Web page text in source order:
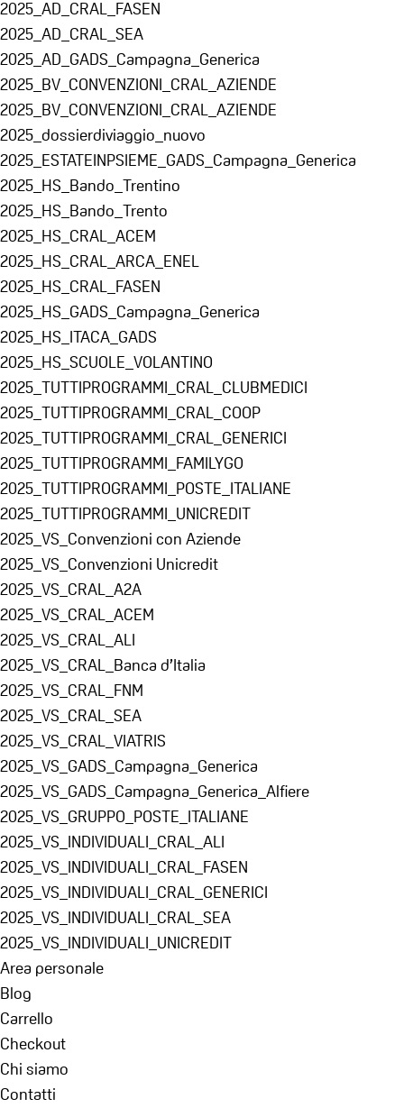
2025_AD_CRAL_FASEN
2025_AD_CRAL_SEA
2025_AD_GADS_Campagna_Generica
2025_BV_CONVENZIONI_CRAL_AZIENDE
2025_BV_CONVENZIONI_CRAL_AZIENDE
2025_dossierdiviaggio_nuovo
2025_ESTATEINPSIEME_GADS_Campagna_Generica
2025_HS_Bando_Trentino
2025_HS_Bando_Trento
2025_HS_CRAL_ACEM
2025_HS_CRAL_ARCA_ENEL
2025_HS_CRAL_FASEN
2025_HS_GADS_Campagna_Generica
2025_HS_ITACA_GADS
2025_HS_SCUOLE_VOLANTINO
2025_TUTTIPROGRAMMI_CRAL_CLUBMEDICI
2025_TUTTIPROGRAMMI_CRAL_COOP
2025_TUTTIPROGRAMMI_CRAL_GENERICI
2025_TUTTIPROGRAMMI_FAMILYGO
2025_TUTTIPROGRAMMI_POSTE_ITALIANE
2025_TUTTIPROGRAMMI_UNICREDIT
2025_VS_Convenzioni con Aziende
2025_VS_Convenzioni Unicredit
2025_VS_CRAL_A2A
2025_VS_CRAL_ACEM
2025_VS_CRAL_ALI
2025_VS_CRAL_Banca d’Italia
2025_VS_CRAL_FNM
2025_VS_CRAL_SEA
2025_VS_CRAL_VIATRIS
2025_VS_GADS_Campagna_Generica
2025_VS_GADS_Campagna_Generica_Alfiere
2025_VS_GRUPPO_POSTE_ITALIANE
2025_VS_INDIVIDUALI_CRAL_ALI
2025_VS_INDIVIDUALI_CRAL_FASEN
2025_VS_INDIVIDUALI_CRAL_GENERICI
2025_VS_INDIVIDUALI_CRAL_SEA
2025_VS_INDIVIDUALI_UNICREDIT
Area personale
Blog
Carrello
Checkout
Chi siamo
Contatti